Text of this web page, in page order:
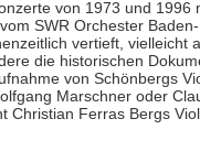
von 1973 und 1996
SWR Orchester
vertieft, vielleicht
die historischen
von Schönbergs
Marschner oder
Ferras Bergs